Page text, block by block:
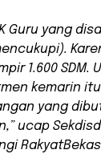
Guru yang
1.600 SDM.
kemarin
yang
ucap